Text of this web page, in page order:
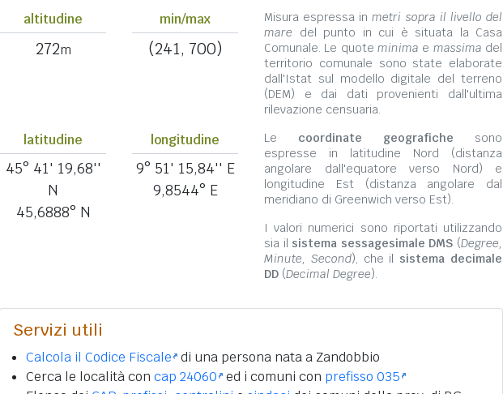
altitudine
272m
min/max
(241, 700)
Misura espressa inmetri sopra il livello del
mare del punto in cui è situata la Casa
Comunale. Le quote minima e massima del
territorio comunale sono state elaborate
dall'Istat sul modello digitale del terreno
(DEM) e dai dati provenienti dall'ultima
rilevazione censuaria.
latitudine
45° 41' 19,68''
N
45,6888° N
longitudine
9° 51' 15,84'' E
9,8544° E
Le coordinate geografiche sono
espresse in latitudine Nord (distanza
angolare dall'equatore verso Nord) e
longitudine Est (distanza angolare dal
meridiano di Greenwich verso Est).
I valori numerici sono riportati utilizzando
sia il sistema sessagesimale DMS (Degree,
Minute, Second), che il sistema decimale
DD (Decimal Degree).
Servizi utili
Calcola il Codice Fiscale di una persona nata a Zandobbio
Cerca le località con cap 24060 ed i comuni con prefisso 035